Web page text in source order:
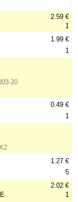
2.59 €
1
1.99 €
1
20
0.49 €
1
1.27 €
5
2.02 €
1